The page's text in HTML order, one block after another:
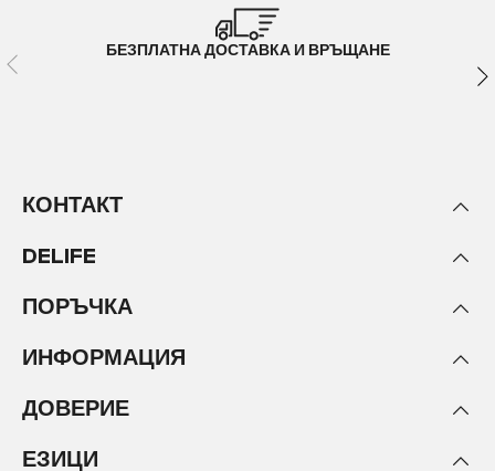
БЕЗПЛАТНА ДОСТАВКА И ВРЪЩАНЕ
КОНТАКТ
DELIFE
ПОРЪЧКА
ИНФОРМАЦИЯ
ДОВЕРИЕ
ЕЗИЦИ